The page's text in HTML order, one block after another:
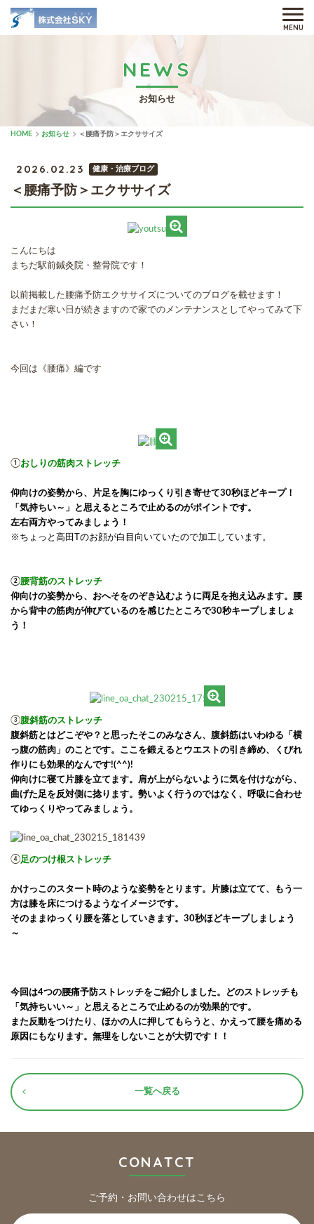
MENU
NEWS
お知らせ
HOME お知らせ ＜腰痛予防＞エクササイズ
2026.02.23 健康・治療ブログ
＜腰痛予防＞エクササイズ
こんにちは
まちだ駅前鍼灸院・整骨院です！
以前掲載した腰痛予防エクササイズについてのブログを載せます！
まだまだ寒い日が続きますので家でのメンテナンスとしてやってみて下
さい！
今回は《腰痛》編です
①おしりの筋肉ストレッチ
仰向けの姿勢から、片足を胸にゆっくり引き寄せて30秒ほどキープ！
「気持ちい～」と思えるところで止めるのがポイントです。
左右両方やってみましょう！
※ちょっと高田Tのお顔が白目向いていたので加工しています。
②腰背筋のストレッチ
仰向けの姿勢から、おへそをのぞき込むように両足を抱え込みます。腰
から背中の筋肉が伸びているのを感じたところで30秒キープしましょ
う！
③腹斜筋のストレッチ
腹斜筋とはどこぞや？と思ったそこのみなさん、腹斜筋はいわゆる「横
っ腹の筋肉」のことです。ここを鍛えると ウエストの引き締め、くびれ
作りにも効果的なんです!(^^)!
仰向けに寝て片膝を立てます。肩が上がらないように気を付けながら、
曲げた足を反対側に捻ります。勢いよく行うのではなく、呼吸に合わせ
てゆっくりやってみましょう。
④足のつけ根ストレッチ
かけっこのスタート時のような姿勢をとります。片膝は立てて、もう一
方は膝を床につけるようなイメージです。
そのままゆっくり腰を落としていきます。30秒ほどキープしましょう
～
今回は4つの腰痛予防ストレッチをご紹介しました。どのストレッチも
「気持ちいい～」と思えるところで止めるのが効果的です。
また反動をつけたり、ほかの人に押してもらうと、かえって腰を痛める
原因にもなります。無理をしないことが大切です！！
一覧へ戻る
CONATCT
ご予約・お問い合わせはこちら